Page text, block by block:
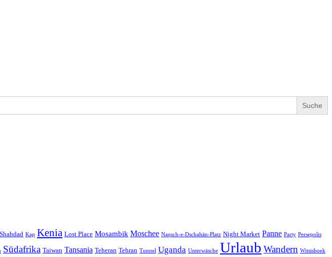
Kap Kenia Lost Place Mosambik Moschee Naqsch-e-Dschahān-Platz Night Market Panne Party Persepolis
Südafrika Taiwan Tansania Teheran Tehran Tunnel Uganda Unterwäsche Urlaub Wandern Witsishoek